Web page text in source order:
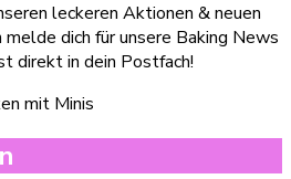
leckeren Aktionen & neuen
dich für unsere Baking News
direkt in dein Postfach!